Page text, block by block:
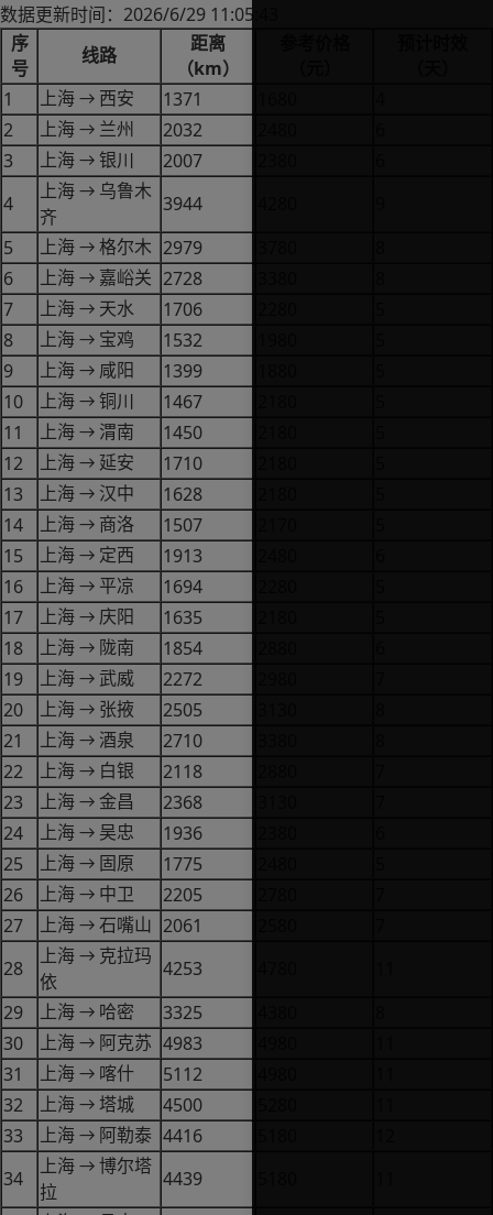
数据更新时间： 2026/6/29 11:05:43
序
号
线路
距离
（km）
1 上海 → 西安 1371
2
上海 → 兰州 2032
3
上海 → 银川 2007
4
上海 → 乌鲁木
齐
3944
5
上海 → 格尔木 2979
6
上海 → 嘉峪关 2728
7
上海 → 天水 1706
8
上海 → 宝鸡 1532
9
上海 → 咸阳 1399
10
上海 → 铜川 1467
11
上海 → 渭南 1450
12
上海 → 延安 1710
13
上海 → 汉中 1628
14
上海 → 商洛 1507
15
上海 → 定西 1913
16
上海 → 平凉 1694
17
上海 → 庆阳 1635
18
上海 → 陇南 1854
19
上海 → 武威 2272
20
上海 → 张掖 2505
21
上海 → 酒泉 2710
22
上海 → 白银 2118
23
上海 → 金昌 2368
24
上海 → 吴忠 1936
25
上海 → 固原 1775
26
上海 → 中卫 2205
27
上海 → 石嘴山 2061
28
上海 → 克拉玛
依
4253
29
上海 → 哈密 3325
30
上海 → 阿克苏 4983
31
上海 → 喀什 5112
32
上海 → 塔城 4500
33
上海 → 阿勒泰 4416
34
上海 → 博尔塔
拉
4439